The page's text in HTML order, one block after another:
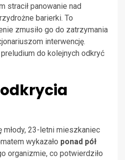
stracił panowanie nad
barierki. To
zmusiło go do zatrzymania
interwencję.
do kolejnych odkryć
młody, 23-letni mieszkaniec
wykazało ponad pół
organizmie, co potwierdziło